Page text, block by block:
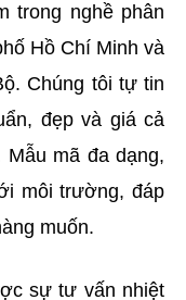
trong nghề phân
Hồ Chí Minh và
Chúng tôi tự tin
đẹp và giá cả
mã đa dạng,
môi trường, đáp
muốn.
sự tư vấn nhiệt